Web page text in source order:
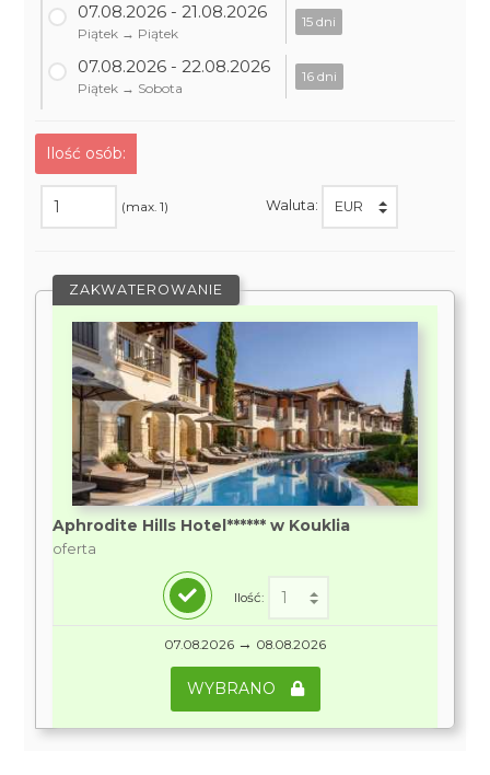
07.08.2026 - 21.08.2026
Piątek → Piątek
15 dni
07.08.2026 - 22.08.2026
Piątek → Sobota
16 dni
Ilość osób:
(max. 1) Waluta:
ZAKWATEROWANIE
Aphrodite Hills Hotel****** w Kouklia
oferta
Ilość:
07.08.2026 → 08.08.2026
WYBRANO